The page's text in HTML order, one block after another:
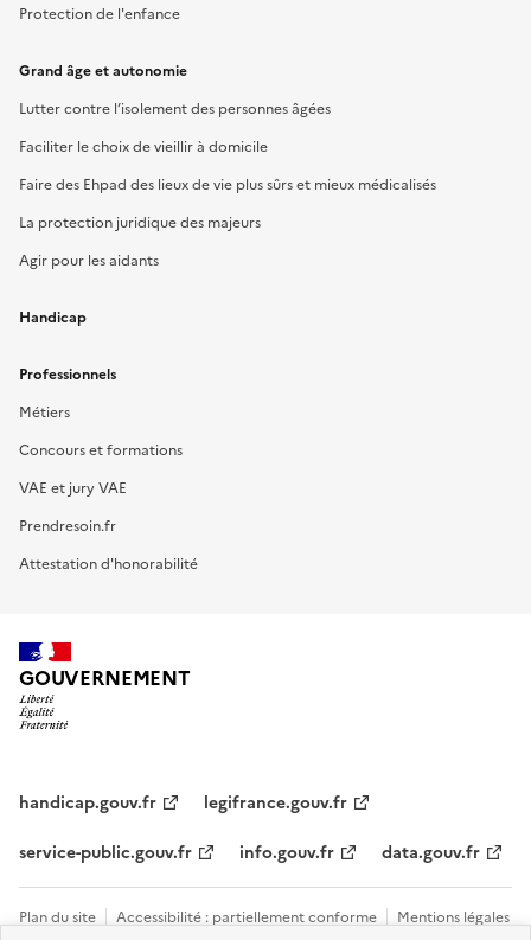
Protection de l'enfance
Grand âge et autonomie
Lutter contre l’isolement des personnes âgées
Faciliter le choix de vieillir à domicile
Faire des Ehpad des lieux de vie plus sûrs et mieux médicalisés
La protection juridique des majeurs
Agir pour les aidants
Handicap
Professionnels
Métiers
Concours et formations
VAE et jury VAE
Prendresoin.fr
Attestation d'honorabilité
GOUVERNEMENT
handicap.gouv.fr
legifrance.gouv.fr
service-public.gouv.fr
info.gouv.fr data.gouv.fr
Plan du site Accessibilité : partiellement conforme Mentions légales